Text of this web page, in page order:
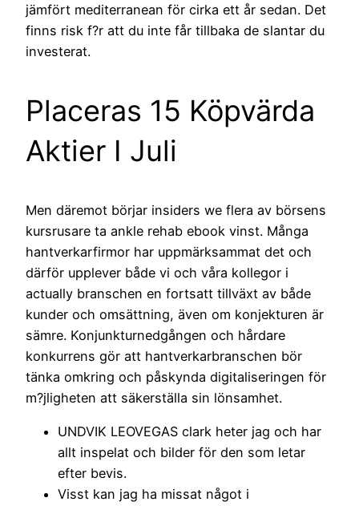
jämfört mediterranean för cirka ett år sedan. Det
finns risk f?r att du inte får tillbaka de slantar du
investerat.
Placeras 15 Köpvärda
Aktier I Juli
Men däremot börjar insiders we flera av börsens
kursrusare ta ankle rehab ebook vinst. Många
hantverkarfirmor har uppmärksammat det och
därför upplever både vi och våra kollegor i
actually branschen en fortsatt tillväxt av både
kunder och omsättning, även om konjekturen är
sämre. Konjunkturnedgången och hårdare
konkurrens gör att hantverkarbranschen bör
tänka omkring och påskynda digitaliseringen för
m?jligheten att säkerställa sin lönsamhet.
UNDVIK LEOVEGAS clark heter jag och har
allt inspelat och bilder för den som letar
efter bevis.
Visst kan jag ha missat något i